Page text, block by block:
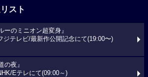
スト
ーのミニオン超変身』
ジテレビ/最新作公開記念にて(19:00〜)
の夜』
Eテレにて(09:00～)